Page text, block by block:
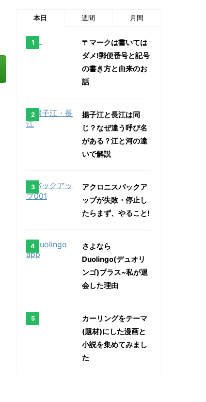
本日 週間 月間
〒マークは書いては
ダメ!郵便番号と記号
の書き方と由来のお
話
揚子江と長江は同
じ？なぜ違う呼び名
がある？江と河の違
いで解説
アクロニスバックア
ップが失敗・停止し
たらまず、やること!
さよなら
Duolingo(デュオリ
ンゴ)プラス~私が退
会した理由
カーリングをテーマ
(題材)にした漫画と
小説を集めてみまし
た